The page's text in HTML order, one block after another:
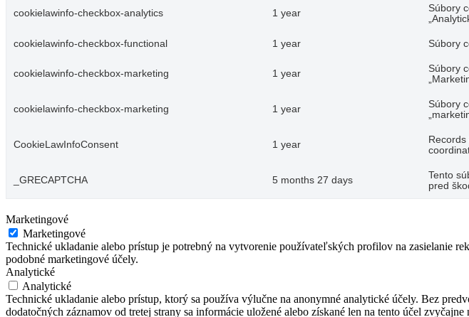
cookielawinfo-checkbox-analytics 1 year
Súbory
cookielawinfo-checkbox-functional 1 year Súbory
cookielawinfo-checkbox-marketing 1 year
Súbory
cookielawinfo-checkbox-marketing 1 year
Súbory
CookieLawInfoConsent 1 year
_GRECAPTCHA 5 months 27 days
Tento
pred
Marketingové
Marketingové
Technické ukladanie alebo prístup je potrebný na vytvorenie používateľských profilov na zasielanie
podobné marketingové účely.
Analytické
Analytické
Technické ukladanie alebo prístup, ktorý sa používa výlučne na anonymné analytické účely. Bez
dodatočných záznamov od tretej strany sa informácie uložené alebo získané len na tento účel